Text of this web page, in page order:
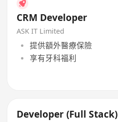
CRM Developer
ASK IT Limited
提供額外醫療保險
享有牙科福利
Developer (Full Stack)